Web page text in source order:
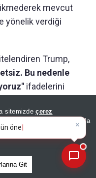
sitemizdeçerez
KVKK ve GDPR kapsamında
Metnimizi
Git
mevcut
yönelik verdiği
Trump,
Bu nedenle
ifadelerini
×
öne çıkan manşetleri
neler?